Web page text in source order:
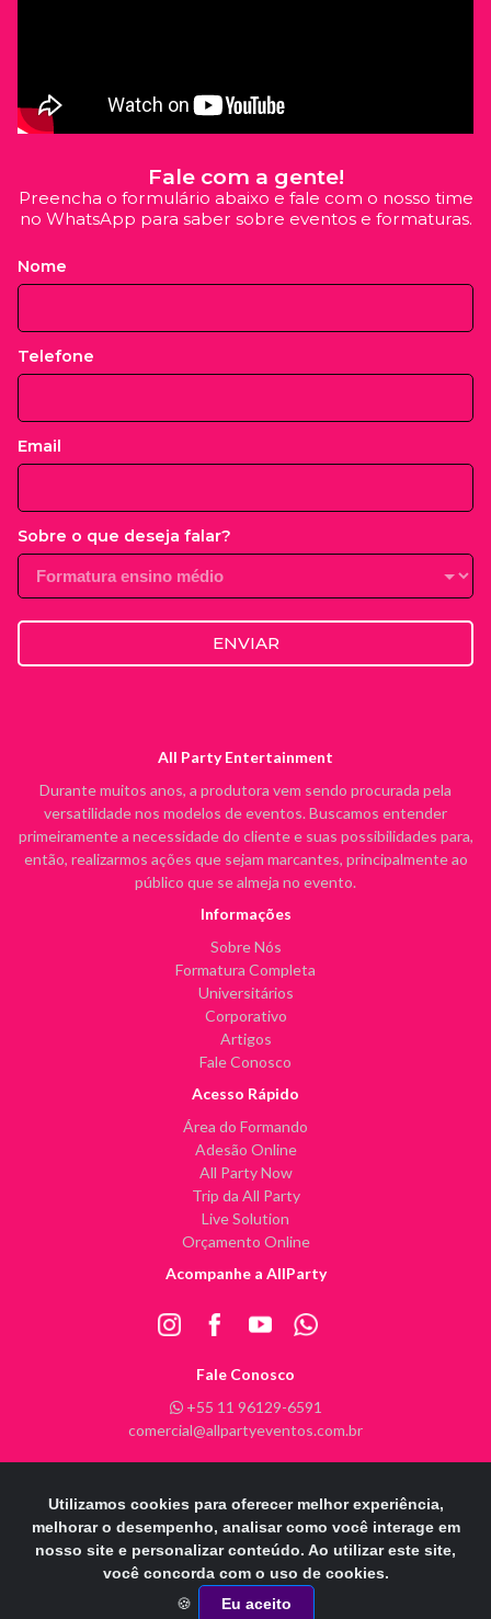
Fale com a gente!
Preencha o formulário abaixo e fale com o nosso time
no WhatsApp para saber sobre eventos e formaturas.
Nome
Telefone
Email
Sobre o que deseja falar?
ENVIAR
Utilizamos cookies para oferecer melhor experiência,
melhorar o desempenho, analisar como você interage em
nosso site e personalizar conteúdo. Ao utilizar este site,
você concorda com o uso de cookies.
🍪
Eu aceito
All Party Entertainment
Durante muitos anos, a produtora vem sendo procurada pela
versatilidade nos modelos de eventos. Buscamos entender
primeiramente a necessidade do cliente e suas possibilidades para,
então, realizarmos ações que sejam marcantes, principalmente ao
público que se almeja no evento.
Informações
Sobre Nós
Formatura Completa
Universitários
Corporativo
Artigos
Fale Conosco
Acesso Rápido
Área do Formando
Adesão Online
All Party Now
Trip da All Party
Live Solution
Orçamento Online
Acompanhe a AllParty
Fale Conosco
+55 11 96129-6591
comercial@allpartyeventos.com.br
All Party Eventos @ 2026 - Todos os direitos reservados
POWEREDBYINFINITY ARTS
Otimizado por: